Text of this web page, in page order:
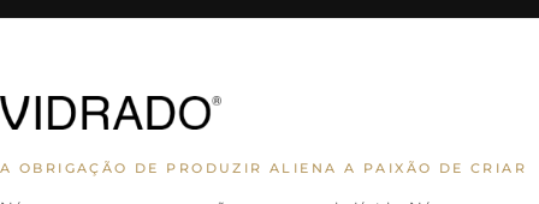
A OBRIGAÇÃO DE PRODUZIR ALIENA A PAIXÃO DE CRIAR